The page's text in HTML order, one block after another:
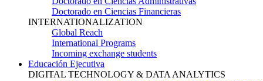
Doctorado en Ciencias Financieras
INTERNATIONALIZATION
Global Reach
International Programs
Incoming exchange students
Educación Ejecutiva
DIGITAL TECHNOLOGY & DATA ANALYTICS